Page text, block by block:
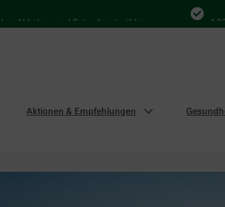
und Botendienst wählen 4.000
Aktionen & Empfehlungen